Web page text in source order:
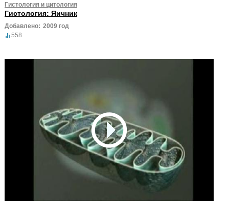
Гистология и цитология
Гистология: Яичник
Добавлено: 2009 год
558